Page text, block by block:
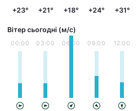
+23° +21° +18° +24° +31°
Вітер сьогодні (м/с)
00:00 03:00 06:00 09:00 12:00